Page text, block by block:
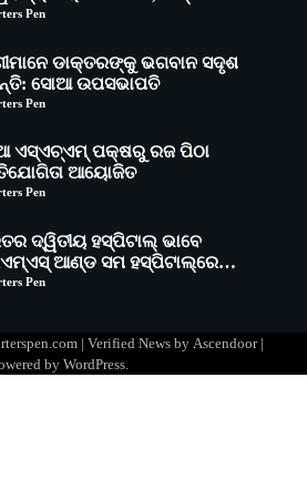
Pen
ଏସ୍‌ଏଚ୍‌ଏମ୍ ପକ୍ଷରୁ ରଜ ପିଠା
ଆୟୋଜିତ
Pen
ଦ୍ୱିତୀୟ ହସ୍ପିଟାଲ୍ ଭାବେ
ଆଣ୍ଡ ସମ ହସ୍ପିଟାଲ୍‌ରେ
ଡିଜିସ୍କାନର ସ୍ଥାପନ
Pen
ପକ୍ଷରୁ ରାୱେ କାର୍ଯ୍ୟକ୍ରମ ଅଧୀନରେ
ଗ୍ରାମରେ ୧୬ଟି କୃଷକ ପ୍ରଶିକ୍ଷଣ
ଆୟୋଜିତ
Pen
ସଫଳତା, ଉତ୍କର୍ଷତା ଓ
ସ୍ମୃତିଚାରଣ
Pen
| Verified News by Ascendoor|
by WordPress.